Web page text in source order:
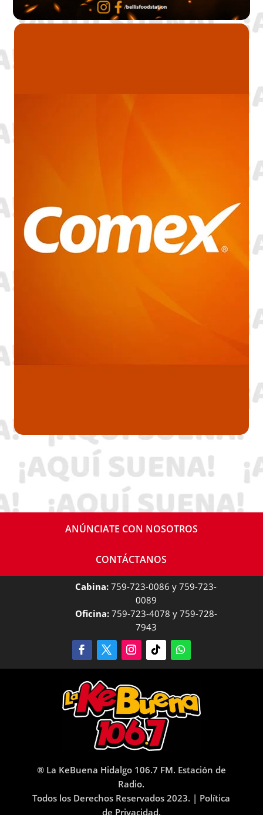
ANÚNCIATE CON NOSOTROS
CONTÁCTANOS
Cabina: 759-723-0086 y 759-723-
0089
Oficina:759-723-4078 y 759-728-
7943
® La KeBuena Hidalgo 106.7 FM. Estación de
Radio.
Todos los Derechos Reservados 2023. | Política
de Privacidad.